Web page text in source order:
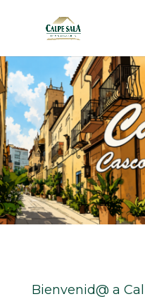
Bienvenid@ a